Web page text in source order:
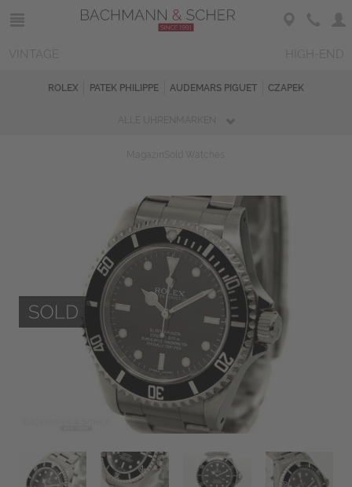
ROLEX PATEK PHILIPPE AUDEMARS PIGUET CZAPEK